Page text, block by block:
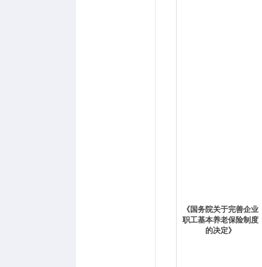
《国务院关于完善企业
职工基本养老保险制度
的决定》